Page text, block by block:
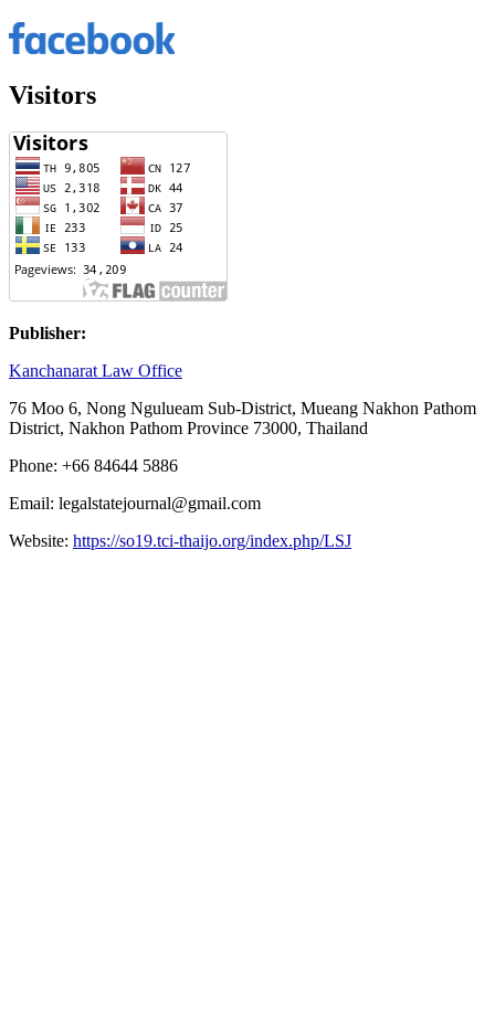
Visitors
Publisher:
Kanchanarat Law Office
76 Moo 6, Nong Ngulueam Sub-District, Mueang Nakhon Pathom
District, Nakhon Pathom Province 73000, Thailand
Phone: +66 84644 5886
Email: legalstatejournal@gmail.com
Website: https://so19.tci-thaijo.org/index.php/LSJ